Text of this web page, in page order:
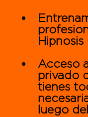
Hipnosis
Acceso
privado
tienes
luego